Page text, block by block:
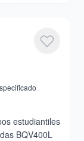
estudiantiles
BQV400L